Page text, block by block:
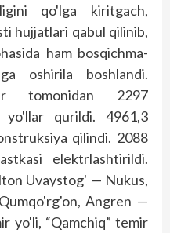
qo'lga kiritgach,
hujjatlari qabul qilinib,
ham bosqichma-
oshirila boshlandi.
tomonidan 2297
qurildi. 4961,3
qilindi. 2088
elektrlashtirildi.
Uvaystog' — Nukus,
Angren —
yo'li, “Qamchiq” temir